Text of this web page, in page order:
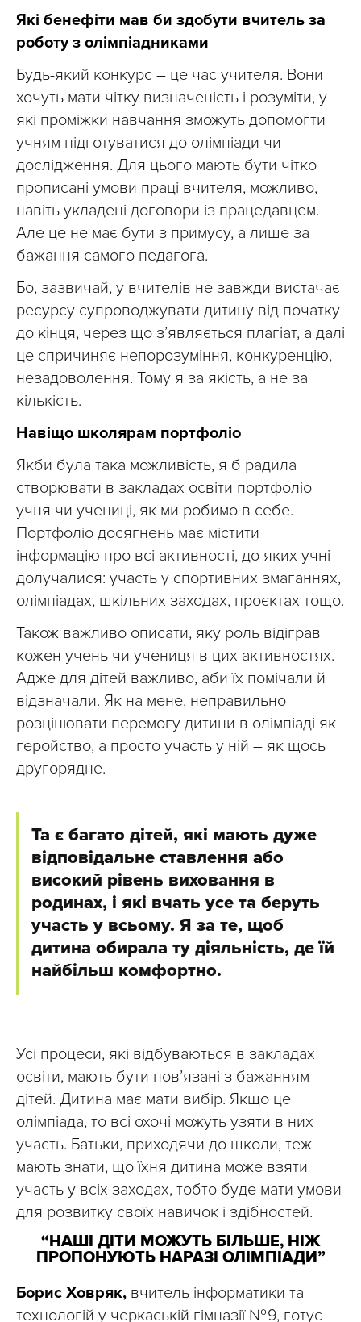
Які бенефіти мав би здобути вчитель за
роботу з олімпіадниками
Будь-який конкурс – це час учителя. Вони
хочуть мати чітку визначеність і розуміти, у
які проміжки навчання зможуть допомогти
учням підготуватися до олімпіади чи
дослідження. Для цього мають бути чітко
прописані умови праці вчителя, можливо,
навіть укладені договори із працедавцем.
Але це не має бути з примусу, а лише за
бажання самого педагога.
Бо, зазвичай, у вчителів не завжди вистачає
ресурсу супроводжувати дитину від початку
до кінця, через що з’являється плагіат, а далі
це спричиняє непорозуміння, конкуренцію,
незадоволення. Тому я за якість, а не за
кількість.
Навіщо школярам портфоліо
Якби була така можливість, я б радила
створювати в закладах освіти портфоліо
учня чи учениці, як ми робимо в себе.
Портфоліо досягнень має містити
інформацію про всі активності, до яких учні
долучалися: участь у спортивних змаганнях,
олімпіадах, шкільних заходах, проєктах тощо.
Також важливо описати, яку роль відіграв
кожен учень чи учениця в цих активностях.
Адже для дітей важливо, аби їх помічали й
відзначали. Як на мене, неправильно
розцінювати перемогу дитини в олімпіаді як
геройство, а просто участь у ній – як щось
другорядне.
Та є багато дітей, які мають дуже
відповідальне ставлення або
високий рівень виховання в
родинах, і які вчать усе та беруть
участь у всьому. Я за те, щоб
дитина обирала ту діяльність, де їй
найбільш комфортно.
Усі процеси, які відбуваються в закладах
освіти, мають бути пов’язані з бажанням
дітей. Дитина має мати вибір. Якщо це
олімпіада, то всі охочі можуть узяти в них
участь. Батьки, приходячи до школи, теж
мають знати, що їхня дитина може взяти
участь у всіх заходах, тобто буде мати умови
для розвитку своїх навичок і здібностей.
“НАШІ ДІТИ МОЖУТЬ БІЛЬШЕ, НІЖ
ПРОПОНУЮТЬ НАРАЗІ ОЛІМПІАДИ”
Борис Ховряк, вчитель інформатики та
технологій у черкаській гімназії № 9, готує